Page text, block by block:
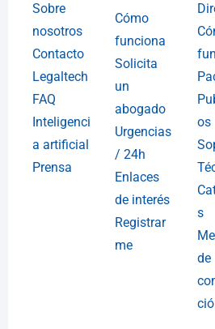
Sobre
nosotros
Contacto
Legaltech
FAQ
Inteligenci
a artificial
Prensa
Cómo
funciona
Solicita
un
abogado
Urgencias
/ 24h
Enlaces
de interés
Registrar
me
os
s
de